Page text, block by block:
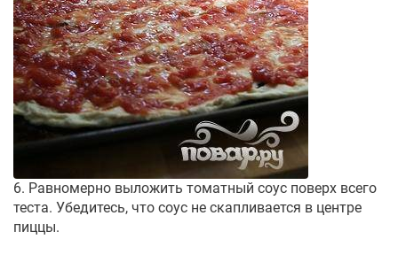
6. Равномерно выложить томатный соус поверх всего
теста. Убедитесь, что соус не скапливается в центре
пиццы.